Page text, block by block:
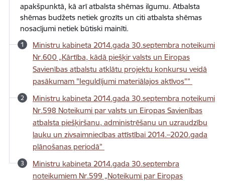
apakšpunktā, kā arī atbalsta shēmas ilgumu. Atbalsta
shēmas budžets netiek grozīts un citi atbalsta shēmas
nosacījumi netiek būtiski mainīti.
Ministru kabineta 2014.gada 30.septembra noteikumi
Nr.600 „Kārtība, kādā piešķir valsts un Eiropas
Savienības atbalstu atklātu projektu konkursu veidā
pasākumam "Ieguldījumi materiālajos aktīvos"”
Ministru kabineta 2014.gada 30.septembra noteikumi
Nr.598 Noteikumi par valsts un Eiropas Savienības
atbalsta piešķiršanu, administrēšanu un uzraudzību
lauku un zivsaimniecības attīstībai 2014.–2020.gada
plānošanas periodā”
Ministru kabineta 2014.gada 30.septembra
noteikumiem Nr.599 „Noteikumi par Eiropas